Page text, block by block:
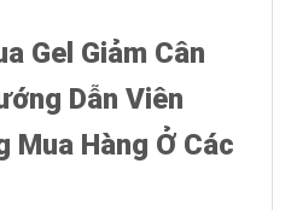
Gel Giảm Cân
Dẫn Viên
Mua Hàng Ở Các